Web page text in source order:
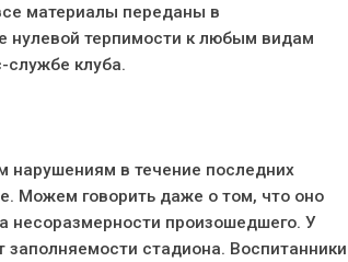
материалы переданы в
нулевой терпимости к любым видам
службе клуба.
в течение последних
Можем говорить даже о том, что оно
несоразмерности произошедшего. У
стадиона. Воспитанники